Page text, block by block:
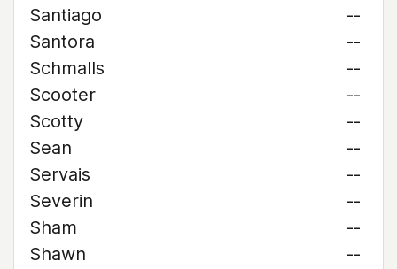
Santiago
--
Santora
--
Schmalls
--
Scooter
--
Scotty
--
Sean
--
Servais
--
Severin
--
Sham
--
Shawn
--